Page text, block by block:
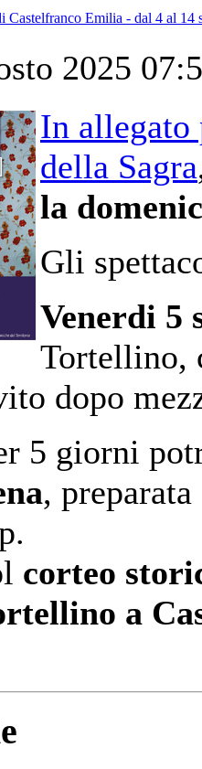
Castelfranco Emilia - dal 4 al 14
2025
In allegato
della Sagra
la
Gli
Venerdi 5
Tortellino,
dopo
5 giorni
,
corteo
a